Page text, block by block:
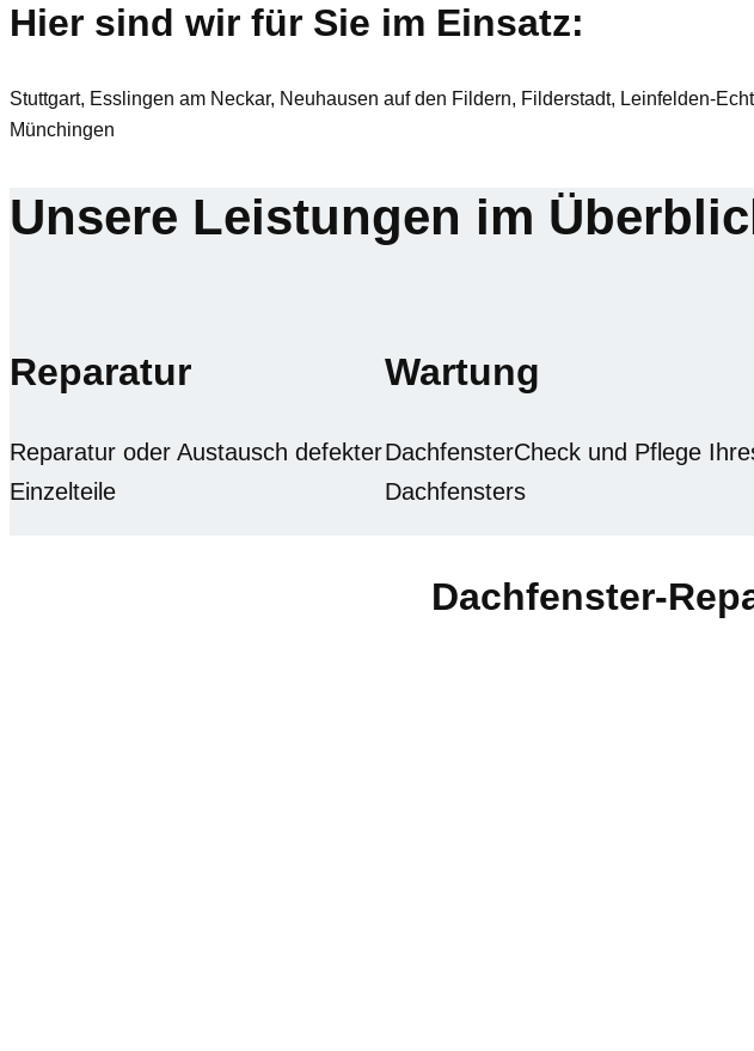
Hier sind wir für Sie im Einsatz:
Stuttgart, Esslingen am Neckar, Neuhausen auf den Fildern, Filderstadt, Leinfelden-
Münchingen
Unsere Leistungen im
Reparatur
Reparatur oder Austausch defekter
Einzelteile
Wartung
DachfensterCheck und Pflege
Dachfensters
Dachfenster-